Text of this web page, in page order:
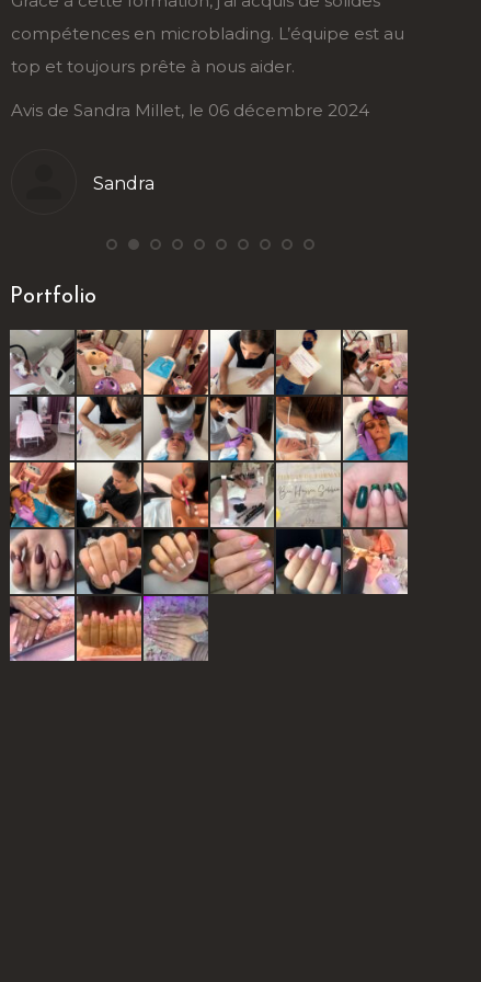
L’équipe est au
aider.
06 décembre 2024
l’accompagnement est
ravie de cette expérience !
Avis de Stéphanie Roy, le 5
Portfolio